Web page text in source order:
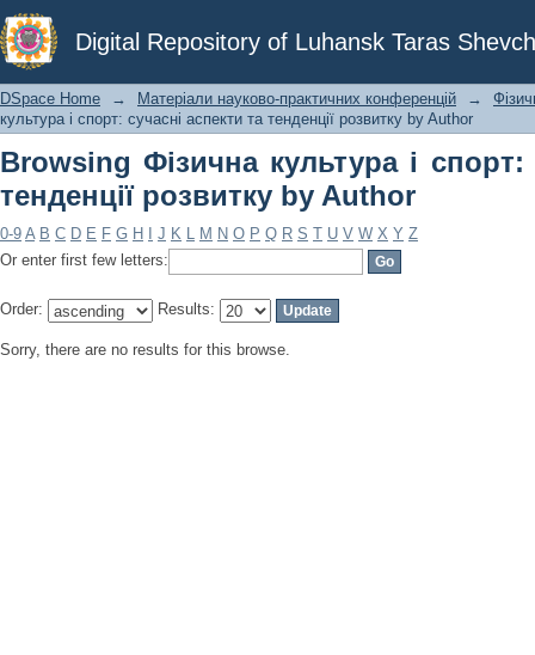
Digital Repository of Luhansk Taras
Browsing Фізична культура і спорт:
Author
DSpace Home → Матеріали науково-практичних конференцій →
культура і спорт: сучасні аспекти та тенденції розвитку by Author
Browsing Фізична культура і спорт:
тенденції розвитку by Author
0-9 A B C D E F G H J K L M N O P Q R S T U V W X Y Z
Or enter first few letters:
Order: Results:
Sorry, there are no results for this browse.